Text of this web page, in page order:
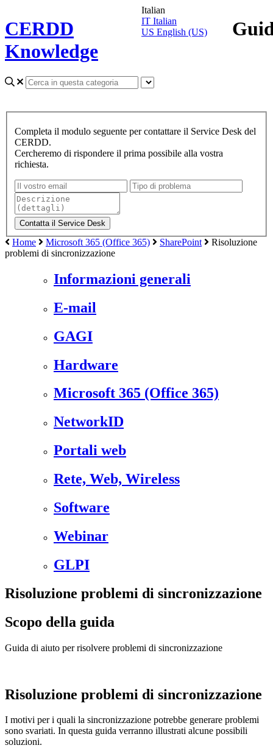
CERDD
Knowledge
Italian
IT Italian
US English (US)
Completa il modulo seguente per contattare il Service Desk del
CERDD.
Cercheremo di rispondere il prima possibile alla vostra
richiesta.
Home Microsoft 365 (Office 365) SharePoint
Risoluzione
problemi di sincronizzazione
Informazioni generali
E-mail
GAGI
Hardware
Microsoft 365 (Office 365)
NetworkID
Portali web
Rete, Web, Wireless
Software
Webinar
GLPI
Risoluzione problemi di sincronizzazione
Scopo della guida
Guida di aiuto per risolvere problemi di sincronizzazione
Risoluzione problemi di sincronizzazione
I motivi per i quali la sincronizzazione potrebbe generare problemi
sono svariati. In questa guida verranno illustrati alcune possibili
soluzioni.